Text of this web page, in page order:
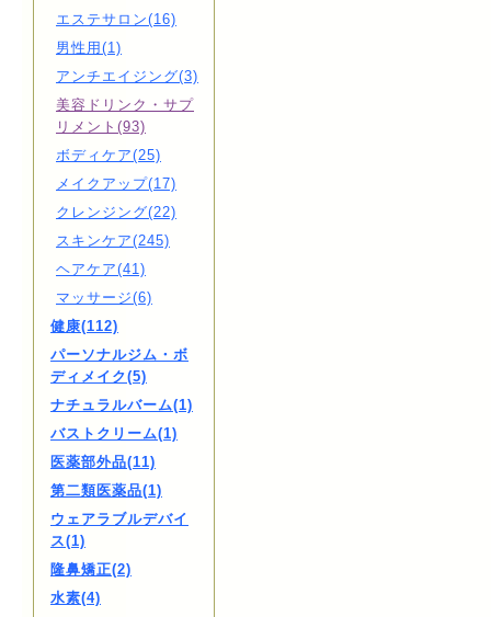
エステサロン(16)
男性用(1)
アンチエイジング(3)
美容ドリンク・サプ
リメント(93)
ボディケア(25)
メイクアップ(17)
クレンジング(22)
スキンケア(245)
ヘアケア(41)
マッサージ(6)
健康(112)
パーソナルジム・ボ
ディメイク(5)
ナチュラルバーム(1)
バストクリーム(1)
医薬部外品(11)
第二類医薬品(1)
ウェアラブルデバイ
ス(1)
隆鼻矯正(2)
水素(4)